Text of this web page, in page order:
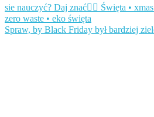
Spraw, by Black Friday był bardziej